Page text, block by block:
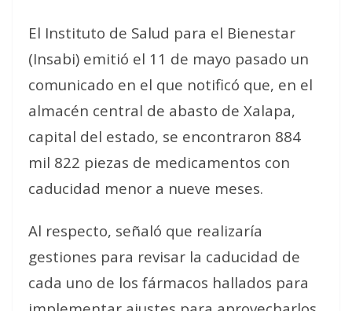
El Instituto de Salud para el Bienestar
(Insabi) emitió el 11 de mayo pasado un
comunicado en el que notificó que, en el
almacén central de abasto de Xalapa,
capital del estado, se encontraron 884
mil 822 piezas de medicamentos con
caducidad menor a nueve meses.
Al respecto, señaló que realizaría
gestiones para revisar la caducidad de
cada uno de los fármacos hallados para